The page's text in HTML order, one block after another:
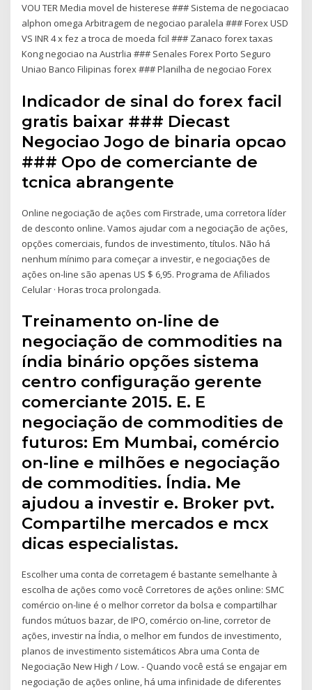
VOU TER Media movel de histerese ### Sistema de negociacao
alphon omega Arbitragem de negociao paralela ### Forex USD
VS INR 4 x fez a troca de moeda fcil ### Zanaco forex taxas
Kong negociao na Austrlia ### Senales Forex Porto Seguro
Uniao Banco Filipinas forex ### Planilha de negociao Forex
Indicador de sinal do forex facil
gratis baixar ### Diecast
Negociao Jogo de binaria opcao
### Opo de comerciante de
tcnica abrangente
Online negociação de ações com Firstrade, uma corretora líder
de desconto online. Vamos ajudar com a negociação de ações,
opções comerciais, fundos de investimento, títulos. Não há
nenhum mínimo para começar a investir, e negociações de
ações on-line são apenas US $ 6,95. Programa de Afiliados
Celular · Horas troca prolongada.
Treinamento on-line de
negociação de commodities na
índia binário opções sistema
centro configuração gerente
comerciante 2015. E. E
negociação de commodities de
futuros: Em Mumbai, comércio
on-line e milhões e negociação
de commodities. Índia. Me
ajudou a investir e. Broker pvt.
Compartilhe mercados e mcx
dicas especialistas.
Escolher uma conta de corretagem é bastante semelhante à
escolha de ações como você Corretores de ações online: SMC
comércio on-line é o melhor corretor da bolsa e compartilhar
fundos mútuos bazar, de IPO, comércio on-line, corretor de
ações, investir na Índia, o melhor em fundos de investimento,
planos de investimento sistemáticos Abra uma Conta de
Negociação New High / Low. - Quando você está se engajar em
negociação de ações online, há uma infinidade de diferentes